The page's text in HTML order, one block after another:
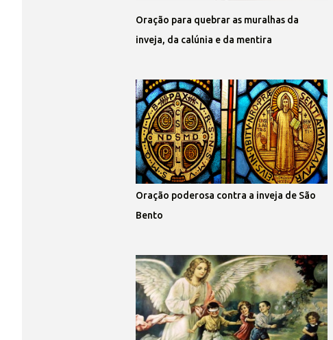
Oração para quebrar as muralhas da
inveja, da calúnia e da mentira
Oração poderosa contra a inveja de São
Bento